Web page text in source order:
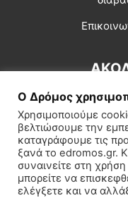
Εγγραφή
Ο Δρόμος
Χρησιμοποιούμε
βελτιώσουμε την
καταγράφουμε τις
ξανά το edromos.gr.
συναινείτε στη
μπορείτε να
ελέγξετε και να